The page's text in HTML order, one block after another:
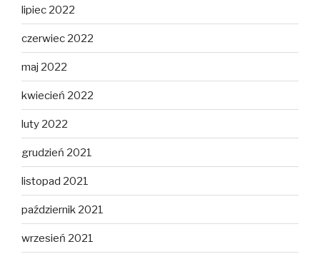
lipiec 2022
czerwiec 2022
maj 2022
kwiecień 2022
luty 2022
grudzień 2021
listopad 2021
październik 2021
wrzesień 2021